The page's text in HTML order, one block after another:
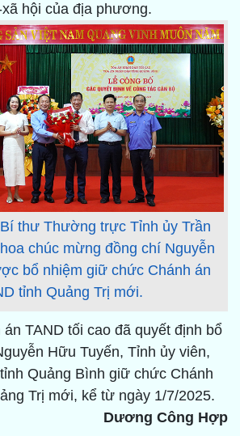
hội của địa phương.
thư Thường trực Tỉnh ủy Trần
chúc mừng đồng chí Nguyễn
bổ nhiệm giữ chức Chánh án
tỉnh Quảng Trị mới.
TAND tối cao đã quyết định bổ
Hữu Tuyến, Tỉnh ủy viên,
Quảng Bình giữ chức Chánh
Trị mới, kể từ ngày 1/7/2025.
Dương Công Hợp